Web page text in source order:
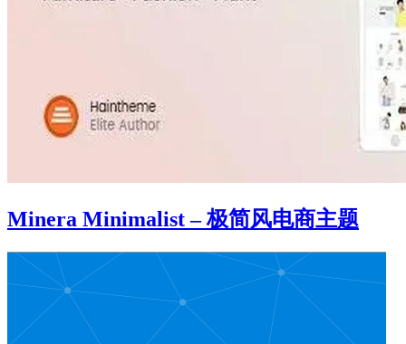
Minera Minimalist – 极简风电商主题